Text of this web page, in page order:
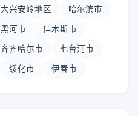
大兴安岭地区 哈尔滨市
黑河市 佳木斯市
齐齐哈尔市 七台河市
绥化市 伊春市